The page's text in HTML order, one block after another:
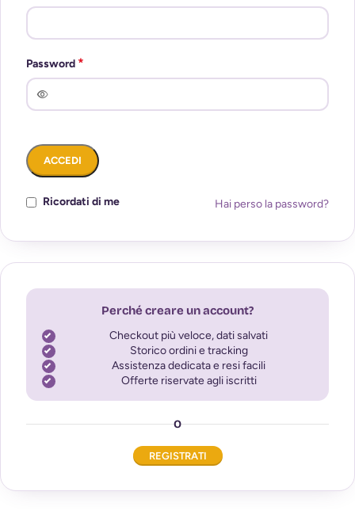
Password *
ACCEDI
Hai perso la password?
Ricordati di me
Perché creare un account?
Checkout più veloce, dati salvati
Storico ordini e tracking
Assistenza dedicata e resi facili
Offerte riservate agli iscritti
O
REGISTRATI